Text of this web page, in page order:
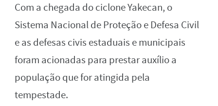
Com a chegada do ciclone Yakecan, o
Sistema Nacional de Proteção e Defesa Civil
e as defesas civis estaduais e municipais
foram acionadas para prestar auxílio a
população que for atingida pela
tempestade.